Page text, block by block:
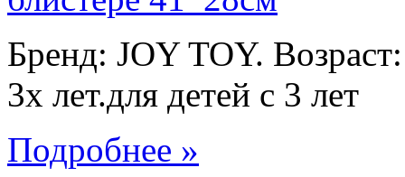
Бренд: JOY TOY.
3х лет.для детей с 3 лет
Подробнее »